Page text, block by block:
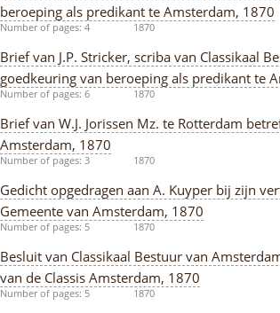
beroeping als predikant te Amsterdam, 1870
Number of pages: 4 1870
Brief van J.P. Stricker, scriba van Classikaal
goedkeuring van beroeping als predikant te
Number of pages: 6 1870
Brief van W.J. Jorissen Mz. te Rotterdam
Amsterdam, 1870
Number of pages: 3 1870
Gedicht opgedragen aan A. Kuyper bij zijn
Gemeente van Amsterdam, 1870
Number of pages: 5 1870
Besluit van Classikaal Bestuur van
van de Classis Amsterdam, 1870
Number of pages: 5 1870